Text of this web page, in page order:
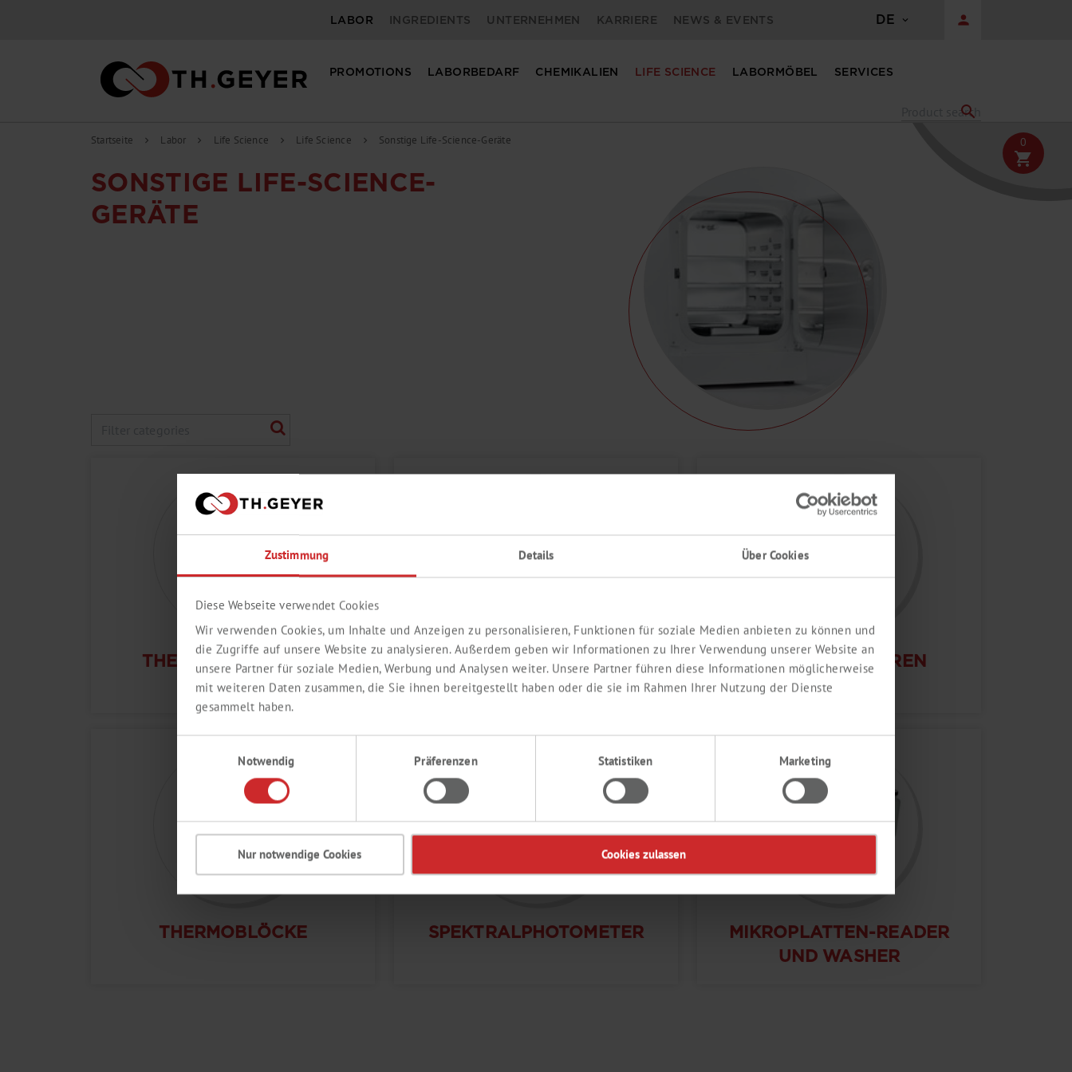
Zustimmung Details Über Cookies
Diese Webseite verwendet Cookies
Wir verwenden Cookies, um Inhalte und Anzeigen zu personalisieren, Funktionen für soziale Medien anbieten zu können und
die Zugriffe auf unsere Website zu analysieren. Außerdem geben wir Informationen zu Ihrer Verwendung unserer Website an
unsere Partner für soziale Medien, Werbung und Analysen weiter. Unsere Partner führen diese Informationen möglicherweise
mit weiteren Daten zusammen, die Sie ihnen bereitgestellt haben oder die sie im Rahmen Ihrer Nutzung der Dienste
gesammelt haben.
Notwendig
Präferenzen Statistiken Marketing
Nur notwendige Cookies Cookies zulassen
LABOR INGREDIENTS UNTERNEHMEN KARRIERE NEWS & EVENTS DE person
PROMOTIONS LABORBEDARF CHEMIKALIEN LIFE SCIENCE LABORMÖBEL SERVICES
search
0
shopping_cart
Startseite chevron_right Labor chevron_right Life Science chevron_right Life Science chevron_right Sonstige Life-Science-Geräte
SONSTIGE LIFE-SCIENCE-
GERÄTE
THERMOSCHÜTTLER HOMOGENISATOREN CO2-INKUBATOREN
THERMOBLÖCKE SPEKTRALPHOTOMETER
MIKROPLATTEN-READER
UND WASHER